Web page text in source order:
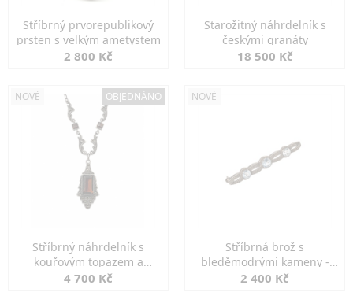
Stříbrný prvorepublikový
prsten s velkým ametystem
2 800 Kč
Starožitný náhrdelník s
českými granáty
18 500 Kč
NOVÉ OBJEDNÁNO
Stříbrný náhrdelník s
kouřovým topazem a
markazity
4 700 Kč
NOVÉ
Stříbrná brož s
bleděmodrými kameny -
jemná elegance
2 400 Kč